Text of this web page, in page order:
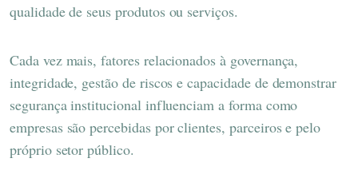
qualidade de seus produtos ou serviços.
Cada vez mais, fatores relacionados à governança,
integridade, gestão de riscos e capacidade de demonstrar
segurança institucional influenciam a forma como
empresas são percebidas por clientes, parceiros e pelo
próprio setor público.